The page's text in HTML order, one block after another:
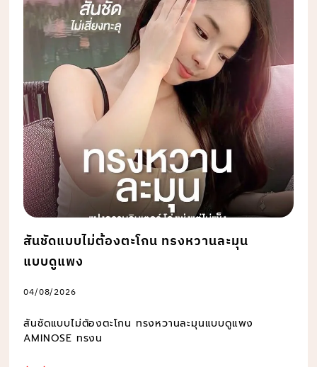
สันชัดแบบไม่ต้องตะโกน ทรงหวานละมุน
แบบดูแพง
04/08/2026
สันชัดแบบไม่ต้องตะโกน ทรงหวานละมุนแบบดูแพง
AMINOSE ทรงน